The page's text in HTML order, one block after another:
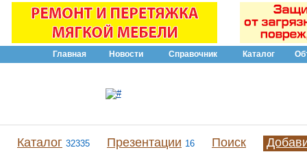
Главная Новости Справочник Каталог
Каталог 32335 Презентации 16 Поиск